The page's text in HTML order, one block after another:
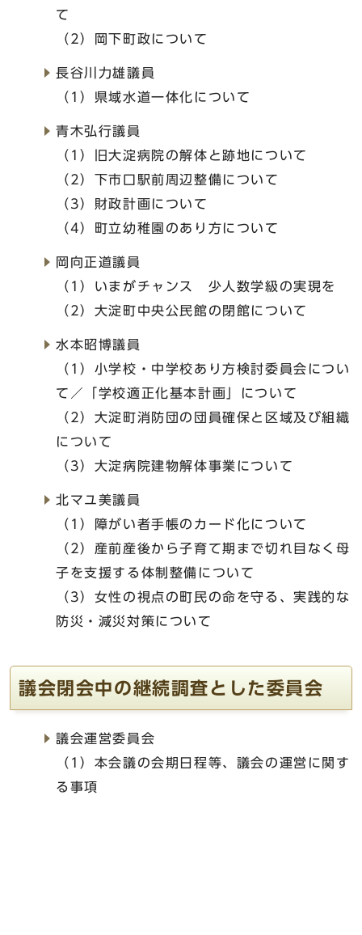
て
（2）岡下町政について
長谷川力雄議員
（1）県域水道一体化について
青木弘行議員
（1）旧大淀病院の解体と跡地について
（2）下市口駅前周辺整備について
（3）財政計画について
（4）町立幼稚園のあり方について
岡向正道議員
（1）いまがチャンス 少人数学級の実現を
（2）大淀町中央公民館の閉館について
水本昭博議員
（1）小学校・中学校あり方検討委員会につい
て／「学校適正化基本計画」について
（2）大淀町消防団の団員確保と区域及び組織
について
（3）大淀病院建物解体事業について
北マユ美議員
（1）障がい者手帳のカード化について
（2）産前産後から子育て期まで切れ目なく母
子を支援する体制整備について
（3）女性の視点の町民の命を守る、実践的な
防災・減災対策について
議会閉会中の継続調査とした委員会
議会運営委員会
（1）本会議の会期日程等、議会の運営に関す
る事項